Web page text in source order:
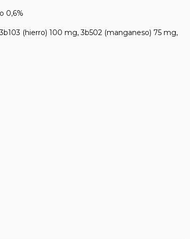
0,6%
(hierro) 100 mg, 3b502 (manganeso) 75 mg,